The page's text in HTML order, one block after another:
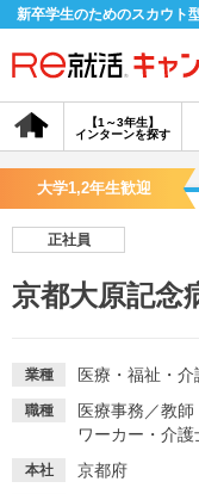
新卒学生のためのスカウト
【1～3年生】
インターンを探す
会員登
探す
イベントを探す
大学1,2年生歓迎
正社員
京都大原記念
業種 医療・福祉・介
職種 医療事務 ／教師
ワーカー・介
本社 京都府